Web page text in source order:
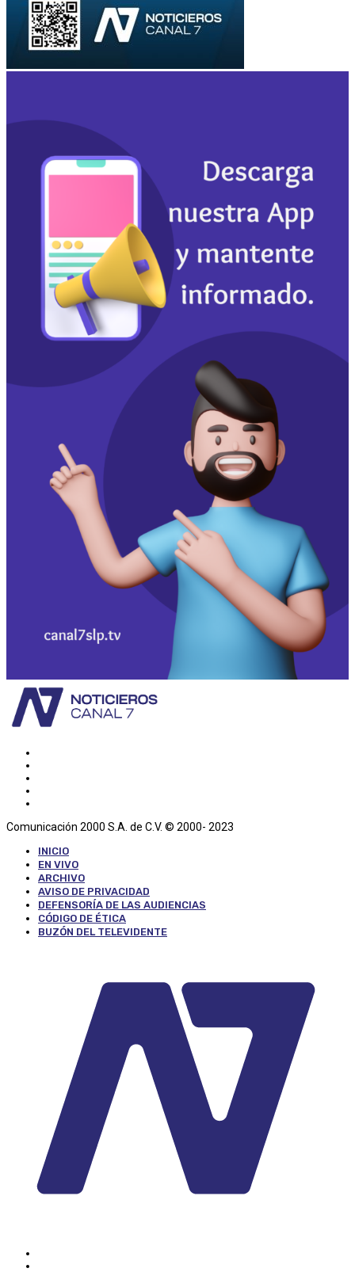
Comunicación 2000 S.A. de C.V. © 2000- 2023
INICIO
EN VIVO
ARCHIVO
AVISO DE PRIVACIDAD
DEFENSORÍA DE LAS AUDIENCIAS
CÓDIGO DE ÉTICA
BUZÓN DEL TELEVIDENTE